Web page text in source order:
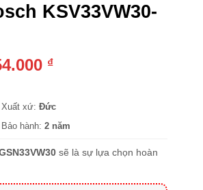
KSV33VW30-
₫.
₫Giá
là:
75.854.000 ₫.
Xuất xứ:Đức
Bảo hành:2 năm
sẽ là sự lựa chọn hoàn